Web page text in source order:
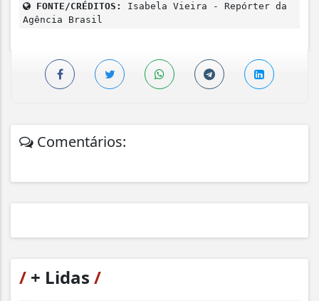
FONTE/CRÉDITOS:
Isabela Vieira - Repórter da
Agência Brasil
Comentários:
/ + Lidas /